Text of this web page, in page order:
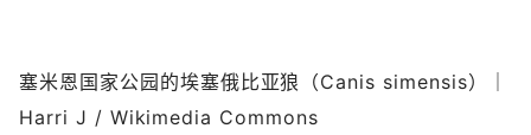
塞米恩国家公园的埃塞俄比亚狼（Canis simensis）｜
Harri J / Wikimedia Commons